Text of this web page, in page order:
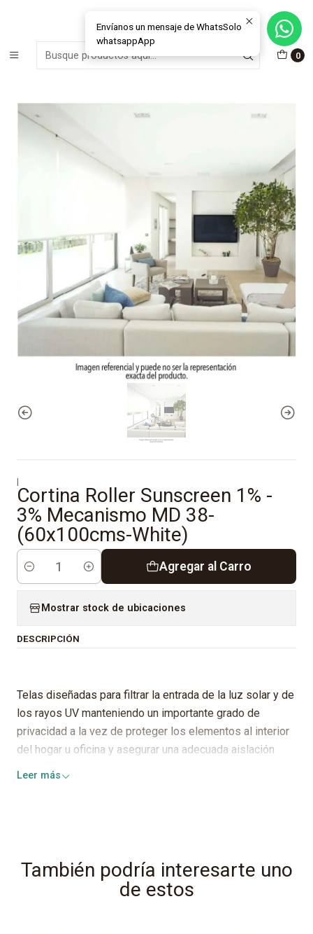
0
MÁS DE 15 AÑOS FABRICANDO E INSTALANDO SOLUCIONES DE
CRISTAL Y VENTANAS
Inicio Merchant
Cortina Roller Sunscreen 1% - 3% Mecanismo MD 38-
(60x100cms-White)
|
Cortina Roller Sunscreen 1% -
3% Mecanismo MD 38-
(60x100cms-White)
Cantidad
Agregar al Carro
Mostrar stock de ubicaciones
DESCRIPCIÓN
Telas diseñadas para filtrar la entrada de la luz solar y de
los rayos UV manteniendo un importante grado de
privacidad a la vez de proteger los elementos al interior
del hogar u oficina y asegurar una adecuada aislación
térmica.
Polyester:25%
Leer más
También podría interesarte uno
de estos
Envíanos un mensaje de WhatsSolo
whatsappApp